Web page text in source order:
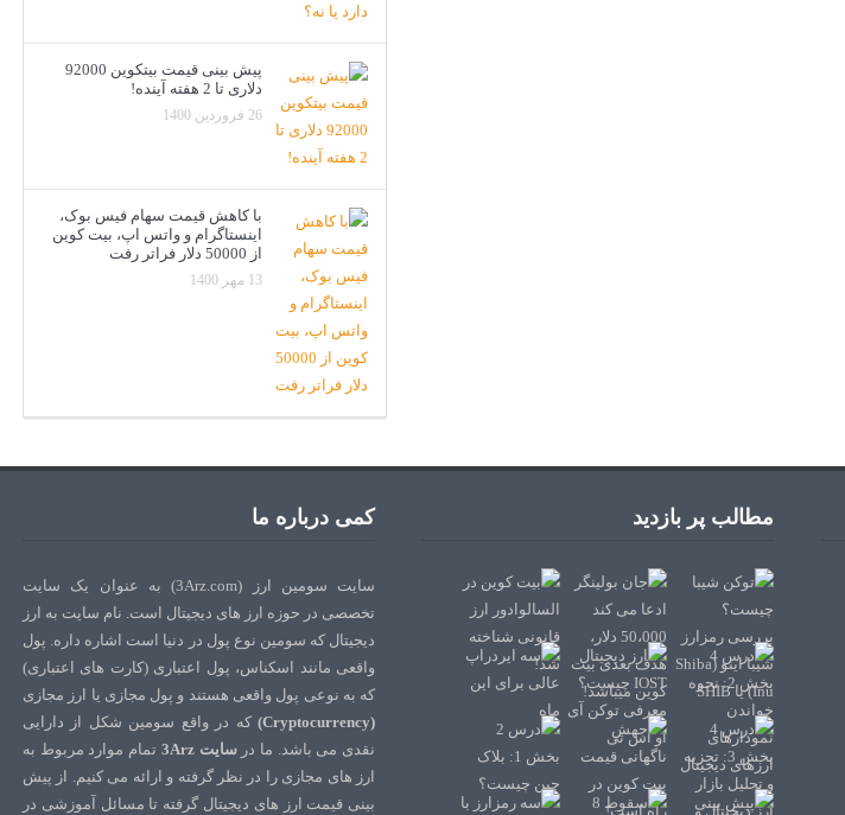
پیش بینی قیمت بیتکوین 92000
دلاری تا 2 هفته آینده!
26 فروردین 1400
با کاهش قیمت سهام فیس بوک،
اینستاگرام و واتس اپ، بیت کوین
از 50000 دلار فراتر رفت
13 مهر 1400
مطالب پر بازدید کمی درباره ما
سایت سومین ارز (3Arz.com) به عنوان یک سایت
تخصصی در حوزه ارز های دیجیتال است. نام سایت به ارز
دیجیتال که سومین نوع پول در دنیا است اشاره داره. پول
واقعی مانند اسکناس، پول اعتباری (کارت های اعتباری)
که به نوعی پول واقعی هستند و پول مجازی یا ارز مجازی
(Cryptocurrency)
که در واقع سومین شکل از دارایی
نقدی می باشد. ما درسایت 3Arz
تمام موارد مربوط به
ارز های مجازی را در نظر گرفته و ارائه می کنیم. از پیش
بینی قیمت ارز های دیجیتال گرفته تا مسائل آموزشی در